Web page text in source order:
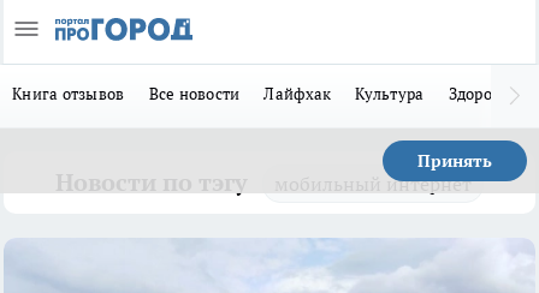
Книга отзывов Все новости Лайфхак Культура Здоровье
Принять
мобильный интернет